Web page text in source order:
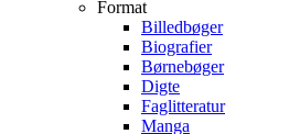
Format
Billedbøger
Biografier
Børnebøger
Digte
Faglitteratur
Manga